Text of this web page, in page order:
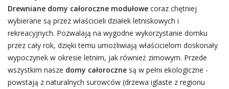
Drewniane domy całoroczne modułowecoraz chętniej
wybierane są przez właścicieli działek letniskowych i
rekreacyjnych. Pozwalają na wygodne wykorzystanie domku
przez cały rok, dzięki temu umożliwiają właścicielom doskonały
wypoczynek w okresie letnim, jak również zimowym. Przede
wszystkim nasze domy całorocznesą w pełni ekologiczne -
powstają z naturalnych surowców (drzewa iglaste z regionu